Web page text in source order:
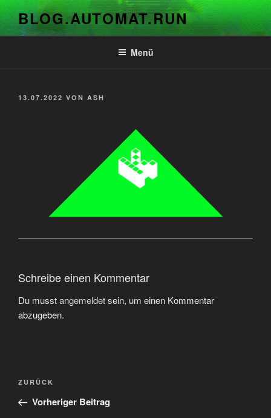
Zum
Inhalt
springen
BLOG.AUTOMAT.RUN
Menü
VERÖFFENTLICHT
13.07.2022 VON ASH
Schreibe einen Kommentar
Du musstangemeldetsein, um einen Kommentar
abzugeben.
Beitragsnavigation
Vorheriger
Beitrag
ZURÜCK
Vorheriger Beitrag